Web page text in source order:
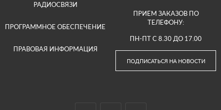
РАДИОСВЯЗИ
ПРОГРАММНОЕ ОБЕСПЕЧЕНИЕ
ПРАВОВАЯ ИНФОРМАЦИЯ
ПРИЕМ ЗАКАЗОВ ПО
ТЕЛЕФОНУ:
ПН-ПТ С 8.30 ДО 17.00
ПОДПИСАТЬСЯ НА НОВОСТИ